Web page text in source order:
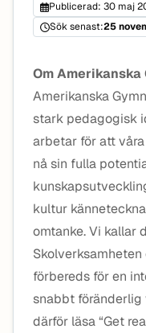
Publicerad: 30 maj
Sök senast:25
Om
Amerikanska
stark pedagogisk
arbetar för att
nå sin fulla
kultur
omtanke. Vi kallar
förbereds för en
snabbt föränderlig
därför läsa “Get